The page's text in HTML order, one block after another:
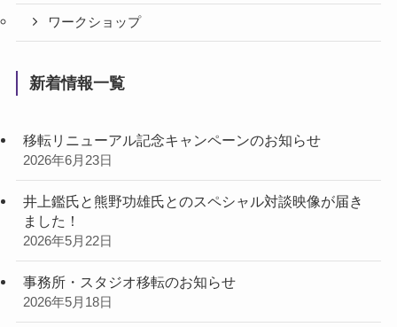
ワークショップ
新着情報一覧
移転リニューアル記念キャンペーンのお知らせ
2026年6月23日
井上鑑氏と熊野功雄氏とのスペシャル対談映像が届き
ました！
2026年5月22日
事務所・スタジオ移転のお知らせ
2026年5月18日